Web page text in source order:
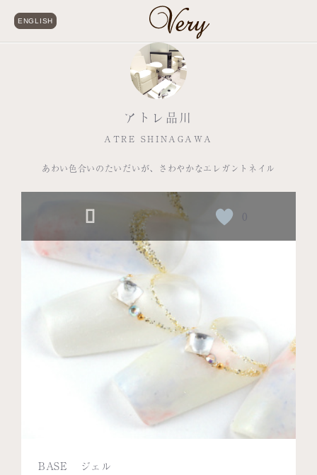
ENGLISH
アトレ品川
ATRE SHINAGAWA
あわい色合いのたいだいが、さわやかなエレガントネイル
BASE
ジェル